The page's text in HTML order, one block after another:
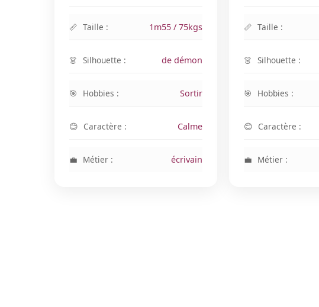
Taille : 1m55 / 75kgs
Silhouette : de démon
Hobbies : Sortir
Caractère : Calme
Métier : écrivain
Taille :
Silhouette :
Hobbies :
Caractère :
Métier :